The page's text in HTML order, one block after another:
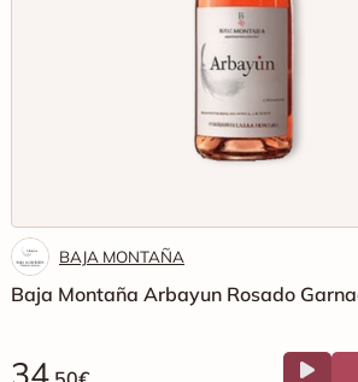
BAJA MONTAÑA
Baja Montaña Arbayun Rosado
34